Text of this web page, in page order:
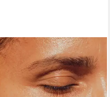
JUNGLÜCK
Sonnenschutzcreme
Sonnenfluid SPF 50 - Gesicht,
Schutz vor UVB & UVA, 1-tlg.,
Leichte organische